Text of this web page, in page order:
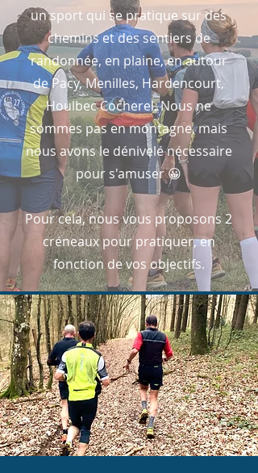
un sport qui se pratique sur des
chemins et des sentiers de
randonnée, en plaine, en autour
de Pacy, Menilles, Hardencourt,
Houlbec Cocherel. Nous ne
sommes pas en montagne, mais
nous avons le dénivelé nécessaire
pour s'amuser 😀
Pour cela,nous vous proposons 2
créneaux pour pratiquer, en
fonction de vos objectifs.